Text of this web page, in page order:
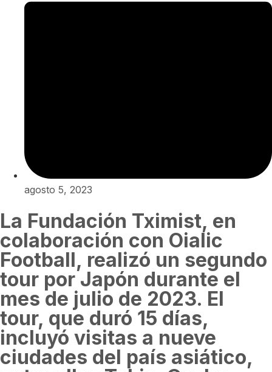
agosto 5, 2023
La Fundación Tximist, en
colaboración con Oialic
Football, realizó un segundo
tour por Japón durante el
mes de julio de 2023. El
tour, que duró 15 días,
incluyó visitas a nueve
ciudades del país asiático,